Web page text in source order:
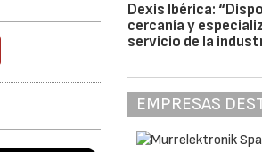
Dexis Ibérica:
cercanía y
servicio de la
EMPRESAS